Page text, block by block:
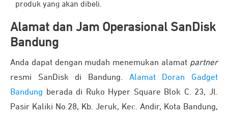
produk yang akan dibeli.
Alamat dan Jam Operasional SanDisk
Bandung
Anda dapat dengan mudah menemukan alamat partner
resmi SanDisk di Bandung. Alamat Doran Gadget
Bandung berada di Ruko Hyper Square Blok C. 23, Jl.
Pasir Kaliki No.28, Kb. Jeruk, Kec. Andir, Kota Bandung,